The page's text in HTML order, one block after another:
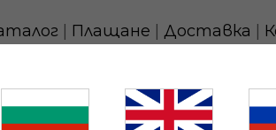
| Плащане Доставка
Макс